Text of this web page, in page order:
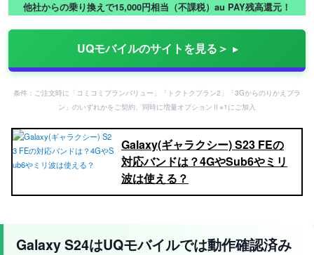
他社からの乗り換えで15,000円相当（不課税）au PAY残高還元！
UQモバイルのサイトを見る＞
条件：ご注文時に「コミコミプランバリュー」「トクトクプラン2」「3Gからのりかえプラ
ン」のいずれかをご契約、同時に増量オプションⅡ※1にご加入
Galaxy(ギャラクシー) S23 FEの
対応バンドは？4GやSub6やミリ
波は使える？
Galaxy S24はUQモバイルでは動作確認済み